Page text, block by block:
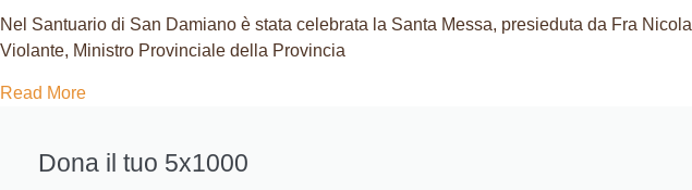
Nel Santuario di San Damiano è stata celebrata la Santa Messa, presieduta da Fra Nicola
Violante, Ministro Provinciale della Provincia
Read More
Dona il tuo 5x1000